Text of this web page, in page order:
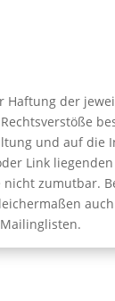
Haftung der
und auf die
Link
zumutbar.